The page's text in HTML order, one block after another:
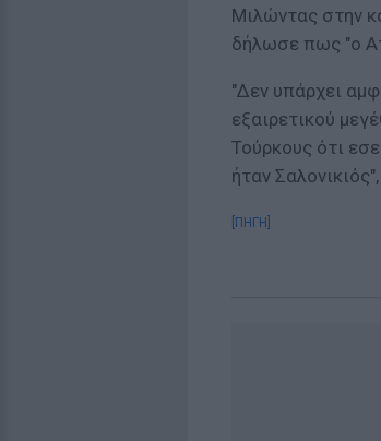
Μιλώντας στην
δήλωσε πως "ο
"Δεν υπάρχει
εξαιρετικού
Τούρκους ότι
ήταν
[ΠΗΓΗ]